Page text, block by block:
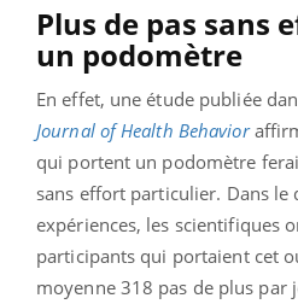
Plus de pas sans
un podomètre
En effet, une étude publiée
Journal of Health Behavior
qui portent un podomètre
sans effort particulier. Dans le
expériences, les scientifiques
participants qui portaient cet
moyenne 318 pas de plus par